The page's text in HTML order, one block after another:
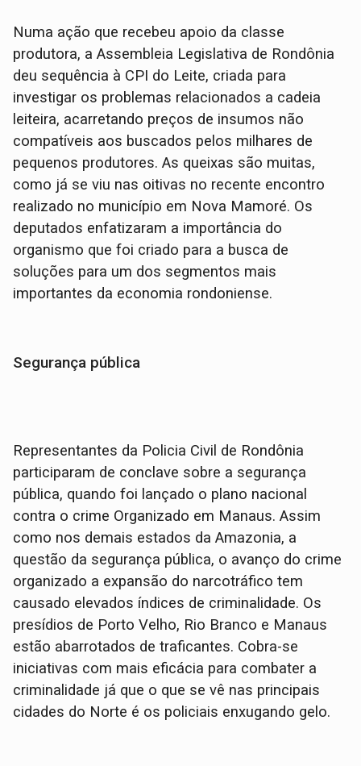
Numa ação que recebeu apoio da classe
produtora, a Assembleia Legislativa de Rondônia
deu sequência à CPI do Leite, criada para
investigar os problemas relacionados a cadeia
leiteira, acarretando preços de insumos não
compatíveis aos buscados pelos milhares de
pequenos produtores. As queixas são muitas,
como já se viu nas oitivas no recente encontro
realizado no município em Nova Mamoré. Os
deputados enfatizaram a importância do
organismo que foi criado para a busca de
soluções para um dos segmentos mais
importantes da economia rondoniense.
Segurança pública
Representantes da Policia Civil de Rondônia
participaram de conclave sobre a segurança
pública, quando foi lançado o plano nacional
contra o crime Organizado em Manaus. Assim
como nos demais estados da Amazonia, a
questão da segurança pública, o avanço do crime
organizado a expansão do narcotráfico tem
causado elevados índices de criminalidade. Os
presídios de Porto Velho, Rio Branco e Manaus
estão abarrotados de traficantes. Cobra-se
iniciativas com mais eficácia para combater a
criminalidade já que o que se vê nas principais
cidades do Norte é os policiais enxugando gelo.